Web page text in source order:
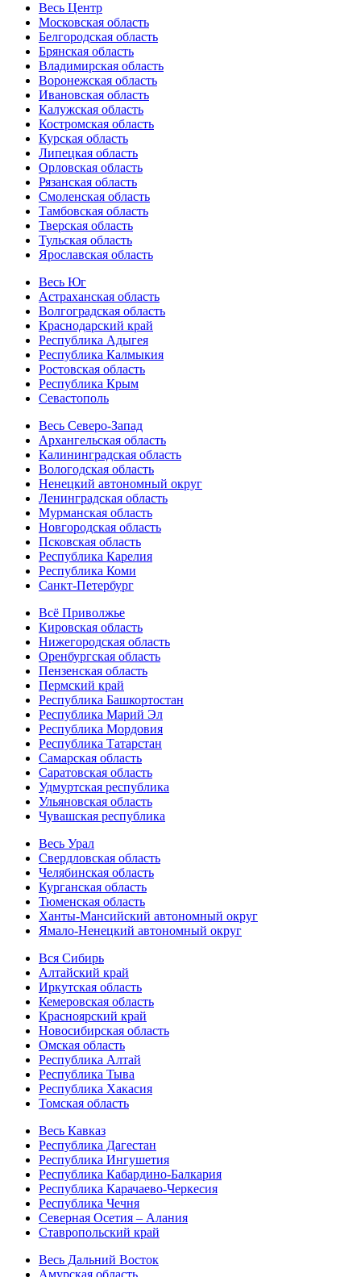
Весь Центр
Московская область
Белгородская область
Брянская область
Владимирская область
Воронежская область
Ивановская область
Калужская область
Костромская область
Курская область
Липецкая область
Орловская область
Рязанская область
Смоленская область
Тамбовская область
Тверская область
Тульская область
Ярославская область
Весь Юг
Астраханская область
Волгоградская область
Краснодарский край
Республика Адыгея
Республика Калмыкия
Ростовская область
Республика Крым
Севастополь
Весь Северо-Запад
Архангельская область
Калининградская область
Вологодская область
Ненецкий автономный округ
Ленинградская область
Мурманская область
Новгородская область
Псковская область
Республика Карелия
Республика Коми
Санкт-Петербург
Всё Приволжье
Кировская область
Нижегородская область
Оренбургская область
Пензенская область
Пермский край
Республика Башкортостан
Республика Марий Эл
Республика Мордовия
Республика Татарстан
Самарская область
Саратовская область
Удмуртская республика
Ульяновская область
Чувашская республика
Весь Урал
Свердловская область
Челябинская область
Курганская область
Тюменская область
Ханты-Мансийский автономный округ
Ямало-Ненецкий автономный округ
Вся Сибирь
Алтайский край
Иркутская область
Кемеровская область
Красноярский край
Новосибирская область
Омская область
Республика Алтай
Республика Тыва
Республика Хакасия
Томская область
Весь Кавказ
Республика Дагестан
Республика Ингушетия
Республика Кабардино-Балкария
Республика Карачаево-Черкесия
Республика Чечня
Северная Осетия – Алания
Ставропольский край
Весь Дальний Восток
Амурская область